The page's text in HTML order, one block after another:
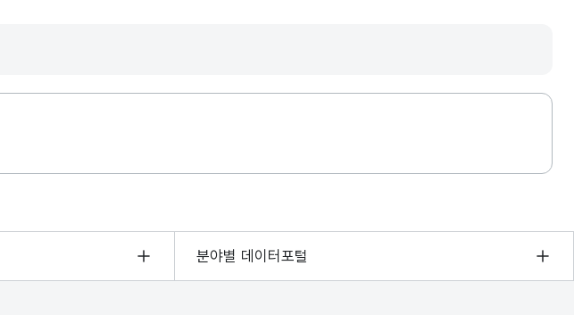
분야별 데이터포털
기상자료개방포털
국토교통부 공간정보오픈플랫폼